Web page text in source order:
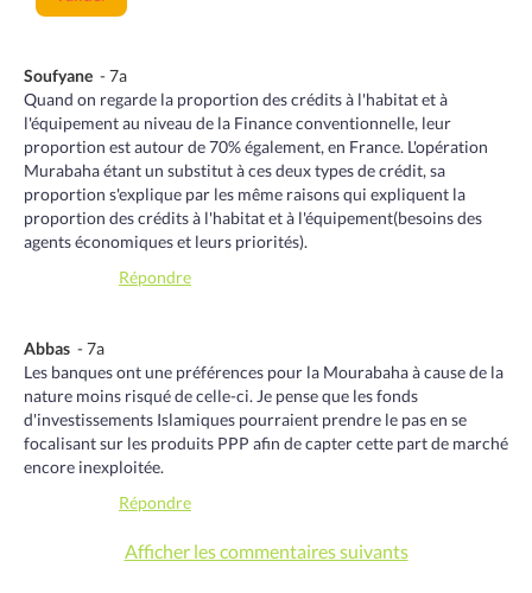
Soufyane - 7a
Quand on regarde la proportion des crédits à l'habitat et à
l'équipement au niveau de la Finance conventionnelle, leur
proportion est autour de 70% également, en France. L'opération
Murabaha étant un substitut à ces deux types de crédit, sa
proportion s'explique par les même raisons qui expliquent la
proportion des crédits à l'habitat et à l'équipement(besoins des
agents économiques et leurs priorités).
Répondre
Abbas - 7a
Les banques ont une préférences pour la Mourabaha à cause de la
nature moins risqué de celle-ci. Je pense que les fonds
d'investissements Islamiques pourraient prendre le pas en se
focalisant sur les produits PPP afin de capter cette part de marché
encore inexploitée.
Répondre
Afficher les commentaires suivants